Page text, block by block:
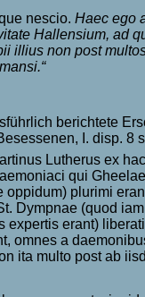
nescio. Haec ego
Hallensium, ad
illius non post
berichtete
I. disp. 8
Lutherus ex
qui Gheelae
oppidum) plurimi
Dympnae (quod
expertis erant)
omnes a
ita multo post ab